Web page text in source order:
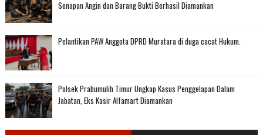
Senapan Angin dan Barang Bukti Berhasil Diamankan
Pelantikan PAW Anggota DPRD Muratara di duga cacat Hukum.
Polsek Prabumulih Timur Ungkap Kasus Penggelapan Dalam
Jabatan, Eks Kasir Alfamart Diamankan